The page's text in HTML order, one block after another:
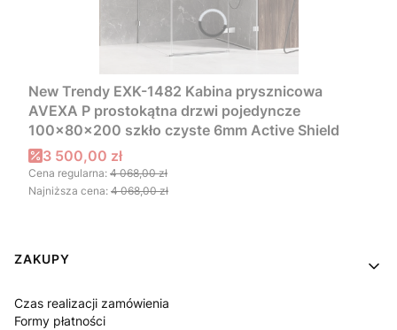
New Trendy EXK-1482 Kabina prysznicowa
AVEXA P prostokątna drzwi pojedyncze
100x80x200 szkło czyste 6mm Active Shield
Cena promocyjna
3 500,00 zł
Cena regularna: 4 068,00 zł
Najniższa cena: 4 068,00 zł
Linki w stopce
ZAKUPY
Czas realizacji zamówienia
Formy płatności